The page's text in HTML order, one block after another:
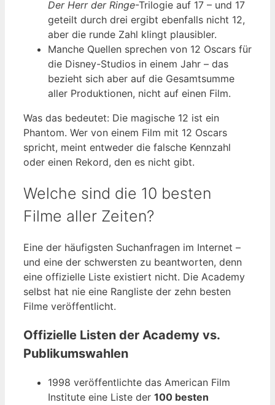
Der Herr der Ringe-Trilogie auf 17 – und 17
geteilt durch drei ergibt ebenfalls nicht 12,
aber die runde Zahl klingt plausibler.
Manche Quellen sprechen von 12 Oscars für
die Disney-Studios in einem Jahr – das
bezieht sich aber auf die Gesamtsumme
aller Produktionen, nicht auf einen Film.
Was das bedeutet: Die magische 12 ist ein
Phantom. Wer von einem Film mit 12 Oscars
spricht, meint entweder die falsche Kennzahl
oder einen Rekord, den es nicht gibt.
Welche sind die 10 besten
Filme aller Zeiten?
Eine der häufigsten Suchanfragen im Internet –
und eine der schwersten zu beantworten, denn
eine offizielle Liste existiert nicht. Die Academy
selbst hat nie eine Rangliste der zehn besten
Filme veröffentlicht.
Offizielle Listen der Academy vs.
Publikumswahlen
1998 veröffentlichte das American Film
Institute eine Liste der 100 besten